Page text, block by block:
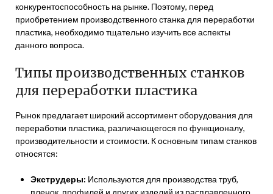
конкурентоспособность на рынке. Поэтому, перед
приобретением производственного станка для переработки
пластика, необходимо тщательно изучить все аспекты
данного вопроса.
Типы производственных станков
для переработки пластика
Рынок предлагает широкий ассортимент оборудования для
переработки пластика, различающегося по функционалу,
производительности и стоимости. К основным типам станков
относятся:
Экструдеры: Используются для производства труб,